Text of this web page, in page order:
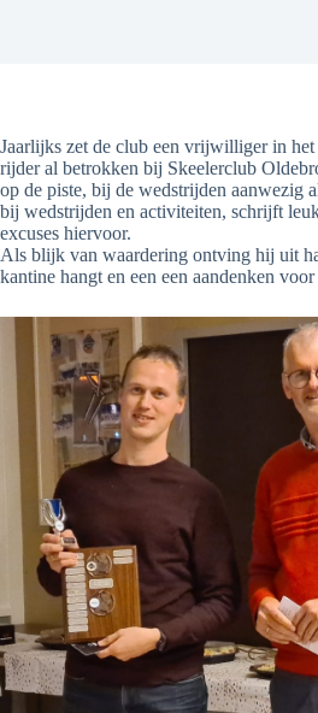
Jaarlijks zet de club een vrijwilliger in
rijder al betrokken bij Skeelerclub
op de piste, bij de wedstrijden aanwezig
bij wedstrijden en activiteiten, schrijft
excuses hiervoor.
Als blijk van waardering ontving hij uit
kantine hangt en een een aandenken